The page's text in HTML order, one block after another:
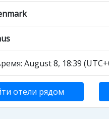
August 8, 18:39
отели рядом